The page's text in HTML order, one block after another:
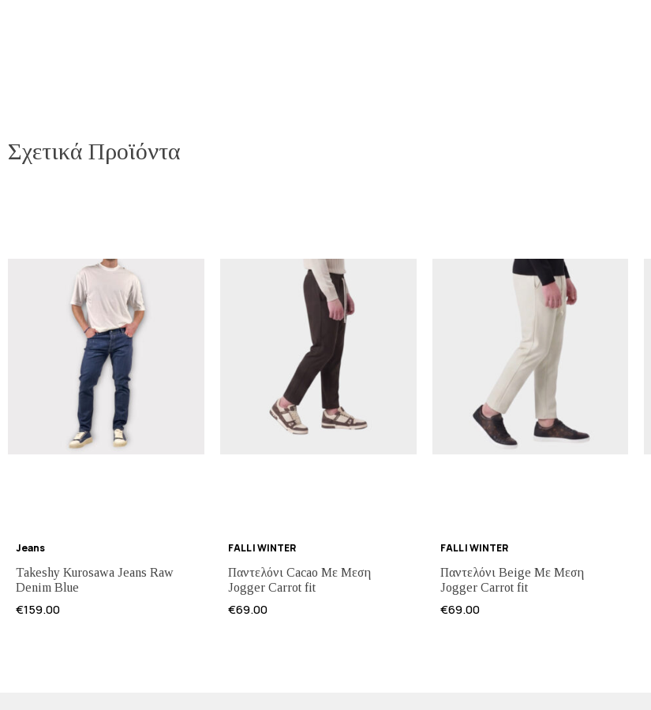
Σχετικά Προϊόντα
Jeans
Takeshy Kurosawa Jeans Raw
Denim Blue
€159.00
FALL | WINTER
Παντελόνι Cacao Με Μεση
Jogger Carrot fit
€69.00
FALL | WINTER
Παντελόνι Beige Με Μεση
Jogger Carrot fit
€69.00